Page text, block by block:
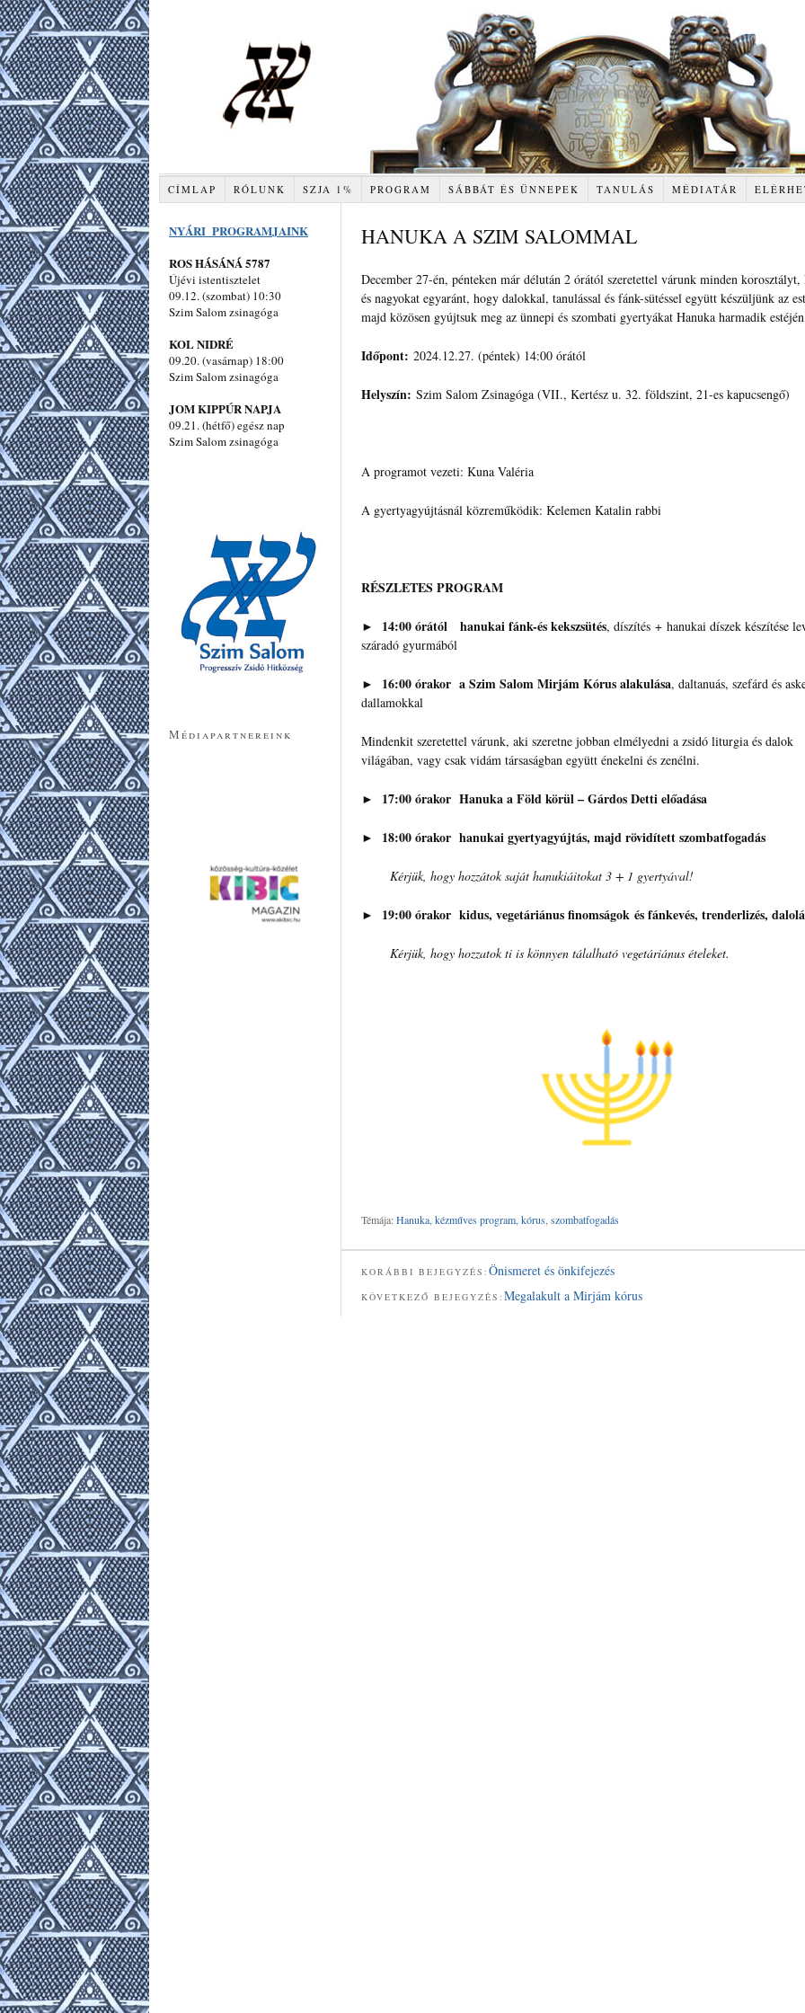
CÍMLAP RÓLUNK SZJA 1% PROGRAM SÁBBÁT ÉS ÜNNEPEK TANULÁS MÉDIATÁR
HANUKA A SZIM SALOMMAL
December 27-én, pénteken már délután 2 órától szeretettel várunk minden
és nagyokat egyaránt, hogy dalokkal, tanulással és fánk-sütéssel együtt készüljünk az
majd közösen gyújtsuk meg az ünnepi és szombati gyertyákat Hanuka harmadik
Időpont: 2024.12.27. (péntek) 14:00 órától
Helyszín: Szim Salom Zsinagóga (VII., Kertész u. 32. földszint, 21-es kapucsengő)
A programot vezeti: Kuna Valéria
A gyertyagyújtásnál közreműködik: Kelemen Katalin rabbi
RÉSZLETES PROGRAM
► 14:00 órától hanukai fánk-és kekszsütés, díszítés + hanukai díszek készítése
száradó gyurmából
► 16:00 órakor a Szim Salom Mirjám Kórus alakulása, daltanuás, szefárd és
dallamokkal
Mindenkit szeretettel várunk, aki szeretne jobban elmélyedni a zsidó liturgia és dalok
világában, vagy csak vidám társaságban együtt énekelni és zenélni.
► 17:00 órakor Hanuka a Föld körül – Gárdos Detti előadása
► 18:00 órakor hanukai gyertyagyújtás, majd rövidített szombatfogadás
Kérjük, hogy hozzátok saját hanukiáitokat 3 + 1 gyertyával!
► 19:00 órakor kidus, vegetáriánus finomságok és fánkevés, trenderlizés,
Kérjük, hogy hozzatok ti is könnyen tálalható vegetáriánus ételeket.
Témája:Hanuka kézműves program kórus szombatfogadás
KORÁBBI BEJEGYZÉS: Önismeret és önkifejezés
KÖVETKEZŐ BEJEGYZÉS: Megalakult a Mirjám kórus
NYÁRI PROGRAMJAINK
ROS HÁSÁNÁ 5787
Újévi istentisztelet
09.12. (szombat) 10:30
Szim Salom zsinagóga
KOL NIDRÉ
09.20. (vasárnap) 18:00
Szim Salom zsinagóga
JOM KIPPÚR NAPJA
09.21. (hétfő) egész nap
Szim Salom zsinagóga
Médiapartnereink